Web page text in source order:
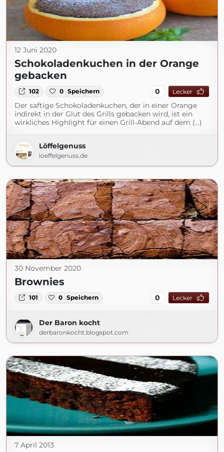
12 Juni 2020
Schokoladenkuchen in der Orange
gebacken
102 0 Speichern 0 Lecker
Der saftige Schokoladenkuchen, der in einer Orange
indirekt in der Glut des Grills gebacken wird, ist ein
wirkliches Highlight für einen Grill-Abend auf dem (...)
Löffelgenuss
loeffelgenuss.de
30 November 2020
Brownies
101 0 Speichern 0 Lecker
Der Baron kocht
derbaronkocht.blogspot.com
7 April 2013